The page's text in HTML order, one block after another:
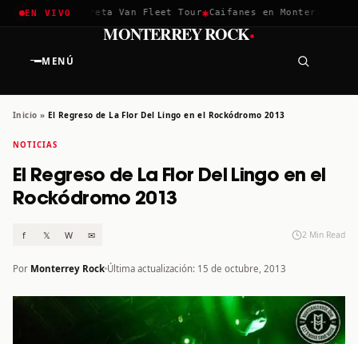
EN VIVO
2026✱Greta Van Fleet Tour✱Caifanes en Monterrey · 12
MENÚ
MONTERREY ROCK·
Inicio » El Regreso de La Flor Del Lingo en el Rockódromo 2013
NOTICIAS
El Regreso de La Flor Del Lingo en el
Rockódromo 2013
f 𝕏 W ✉ 2 Min Read
Por Monterrey Rock Última actualización: 15 de octubre, 2013